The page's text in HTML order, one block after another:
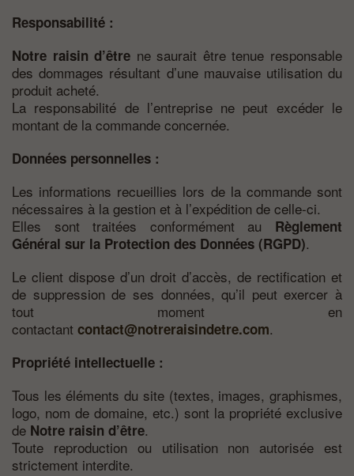
Responsabilité :
Notre raisin d’être ne saurait être tenue responsable
des dommages résultant d’une mauvaise utilisation du
produit acheté.
La responsabilité de l’entreprise ne peut excéder le
montant de la commande concernée.
Données personnelles :
Les informations recueillies lors de la commande sont
nécessaires à la gestion et à l’expédition de celle-ci.
Elles sont traitées conformément au Règlement
Général sur la Protection des Données (RGPD).
Le client dispose d’un droit d’accès, de rectification et
de suppression de ses données, qu’il peut exercer à
tout moment en
contactant contact@notreraisindetre.com.
Propriété intellectuelle :
Tous les éléments du site (textes, images, graphismes,
logo, nom de domaine, etc.) sont la propriété exclusive
de Notre raisin d’être.
Toute reproduction ou utilisation non autorisée est
strictement interdite.